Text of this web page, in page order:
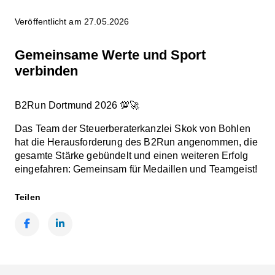
Veröffentlicht am 27.05.2026
Gemeinsame Werte und Sport
verbinden
B2Run Dortmund 2026 💯🚀
Das Team der Steuerberaterkanzlei Skok von Bohlen
hat die Herausforderung des B2Run angenommen, die
gesamte Stärke gebündelt und einen weiteren Erfolg
eingefahren: Gemeinsam für Medaillen und Teamgeist!
Teilen